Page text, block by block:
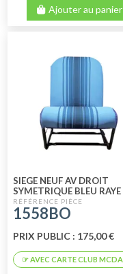
Ajouter au panier
SIEGE NEUF AV DROIT
SYMETRIQUE BLEU RAYE
1558BO
PRIX PUBLIC : 175,00 €